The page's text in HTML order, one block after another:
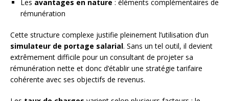
Les avantages en nature : éléments complémentaires de
rémunération
Cette structure complexe justifie pleinement l’utilisation d’un
simulateur de portage salarial. Sans un tel outil, il devient
extrêmement difficile pour un consultant de projeter sa
rémunération nette et donc d’établir une stratégie tarifaire
cohérente avec ses objectifs de revenus.